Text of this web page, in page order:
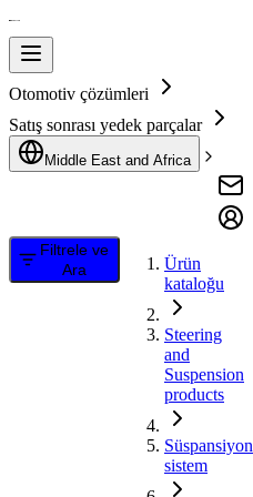
Otomotiv çözümleri
Satış sonrası yedek parçalar
Middle East and Africa
Filtrele ve
Ara
Ürün
kataloğu
Steering
and
Suspension
products
Süspansiyon
sistem